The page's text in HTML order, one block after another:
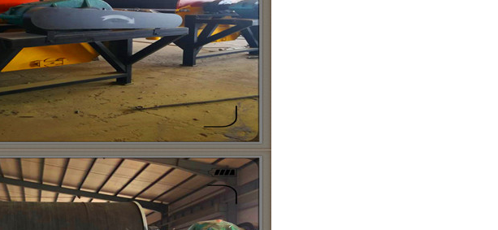
RCT系列全磁永磁滚筒